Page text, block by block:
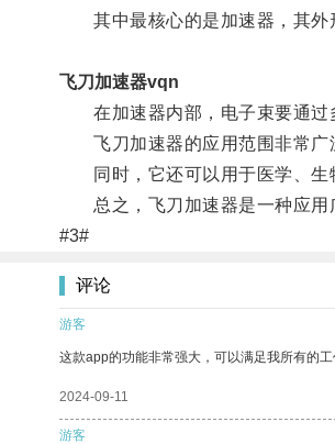
其中最核心的是加速器，其外
飞刀加速器vqn
在加速器内部，电子束要通过
飞刀加速器的应用范围非常广
同时，它还可以用于医学、生
总之，飞刀加速器是一种应用
#3#
评论
游客
这款app的功能非常强大，可以满足我所有的
2024-09-11
游客